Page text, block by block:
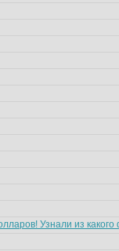
Узнали из